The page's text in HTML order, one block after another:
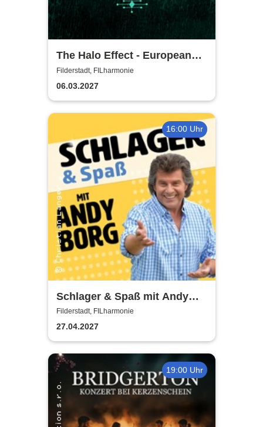
The Halo Effect - European
Tour 2027
Filderstadt, FILharmonie
06.03.2027
16:00 Uhr
Schlager & Spaß mit Andy
Borg und Gästen
Filderstadt, FILharmonie
27.04.2027
19:00 Uhr